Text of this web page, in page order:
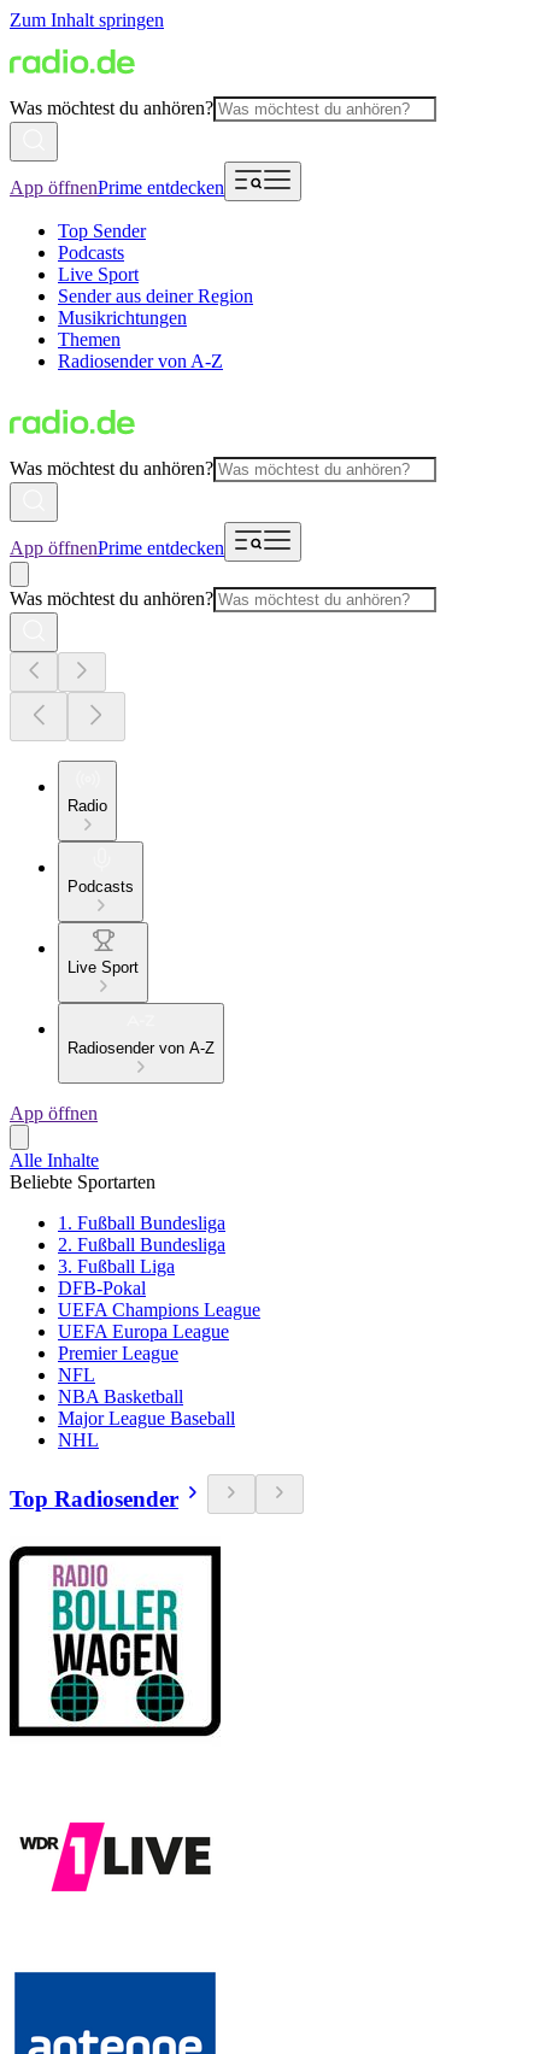
Zum Inhalt springen
Was möchtest du anhören?
App öffnenPrime entdecken
Top Sender
Podcasts
Live Sport
Sender aus deiner Region
Musikrichtungen
Themen
Radiosender von A-Z
Was möchtest du anhören?
App öffnenPrime entdecken
Was möchtest du anhören?
Radio
Podcasts
Live Sport
Radiosender von A-Z
App öffnen
Alle Inhalte
Beliebte Sportarten
1. Fußball Bundesliga
2. Fußball Bundesliga
3. Fußball Liga
DFB-Pokal
UEFA Champions League
UEFA Europa League
Premier League
NFL
NBA Basketball
Major League Baseball
NHL
Top Radiosender